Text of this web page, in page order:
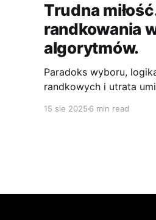
Trudna
randkowania
algorytmów.
Paradoks wyboru,
randkowych i utrata
15 sie 2025 6 min read